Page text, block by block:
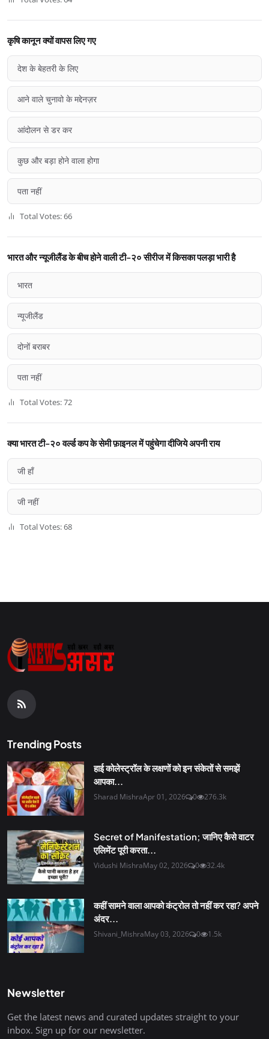
कृषि कानून क्यों वापस लिए गए
देश के बेहतरी के लिए
आने वाले चुनावो के मद्देनज़र
आंदोलन से डर कर
कुछ और बड़ा होने वाला होगा
पता नहीं
Total Votes: 66
भारत और न्यूजीलैंड के बीच होने वाली टी-२० सीरीज में किसका पलड़ा भारी है
भारत
न्यूजीलैंड
दोनों बराबर
पता नहीं
Total Votes: 72
क्या भारत टी-२० वर्ल्ड कप के सेमी फ़ाइनल में पहुंचेगा दीजिये अपनी राय
जी हाँ
जी नहीं
Total Votes: 68
Trending Posts
हाई कोलेस्ट्रॉल के लक्षणों को इन संकेतों से समझें
आपका...
Sharad MishraApr 01, 2026 0 276.3k
Secret of Manifestation; जानिए कैसे वाटर
एलिमेंट पूरी करता...
Vidushi MishraMay 02, 2026 0 32.4k
कहीं सामने वाला आपको कंट्रोल तो नहीं कर रहा? अपने
अंदर...
Shivani_MishraMay 03, 2026 0 1.5k
Newsletter
Get the latest news and curated updates straight to your
inbox. Sign up for our newsletter.